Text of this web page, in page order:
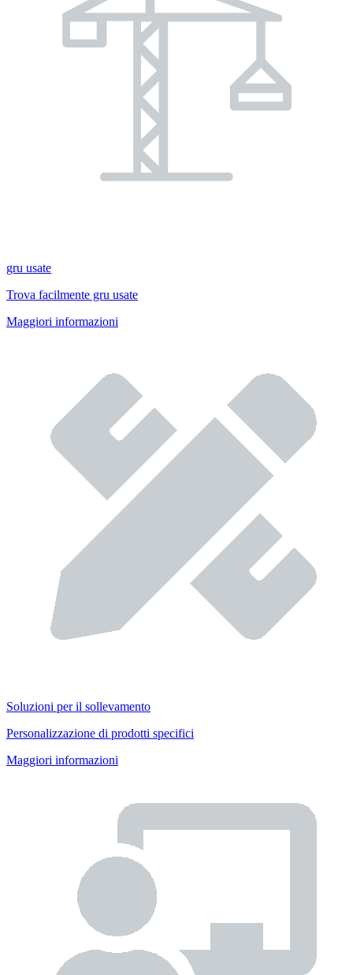
gru usate
Trova facilmente gru usate
Maggiori informazioni
Soluzioni per il sollevamento
Personalizzazione di prodotti specifici
Maggiori informazioni